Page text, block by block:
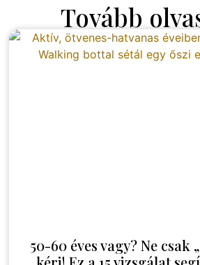
Tovább
50-60 éves vagy? Ne csak